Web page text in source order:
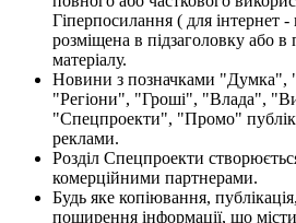
Гіперпосилання ( для інтернет
розміщена в підзаголовку або в
матеріалу.
Новини з позначками "Думка",
"Регіони", "Гроші", "Влада",
"Спецпроекти", "Промо"
реклами.
Розділ Спецпроекти
комерційними партнерами.
Будь яке копіювання,
поширення інформації, що